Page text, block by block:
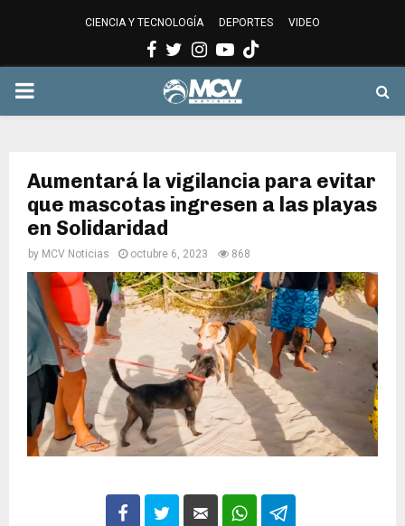
CIENCIA Y TECNOLOGÍA DEPORTES VIDEO
Facebook
Twitter
Instagram
Youtube
PRIMARY
Aumentará la vigilancia para evitar
que mascotas ingresen a las playas
en Solidaridad
by MCV Noticias octubre 6, 2023 868